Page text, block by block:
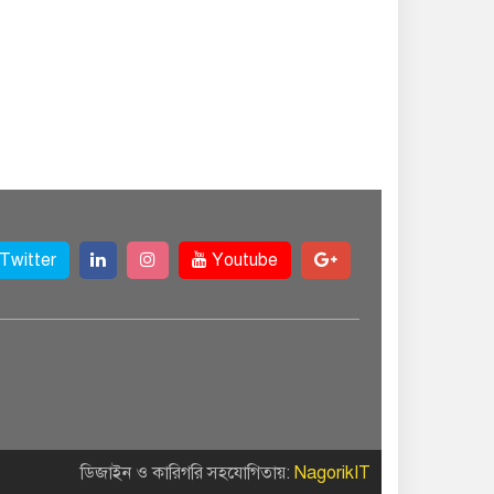
Twitter Youtube
ডিজাইন ও কারিগরি সহযোগিতায়: NagorikIT